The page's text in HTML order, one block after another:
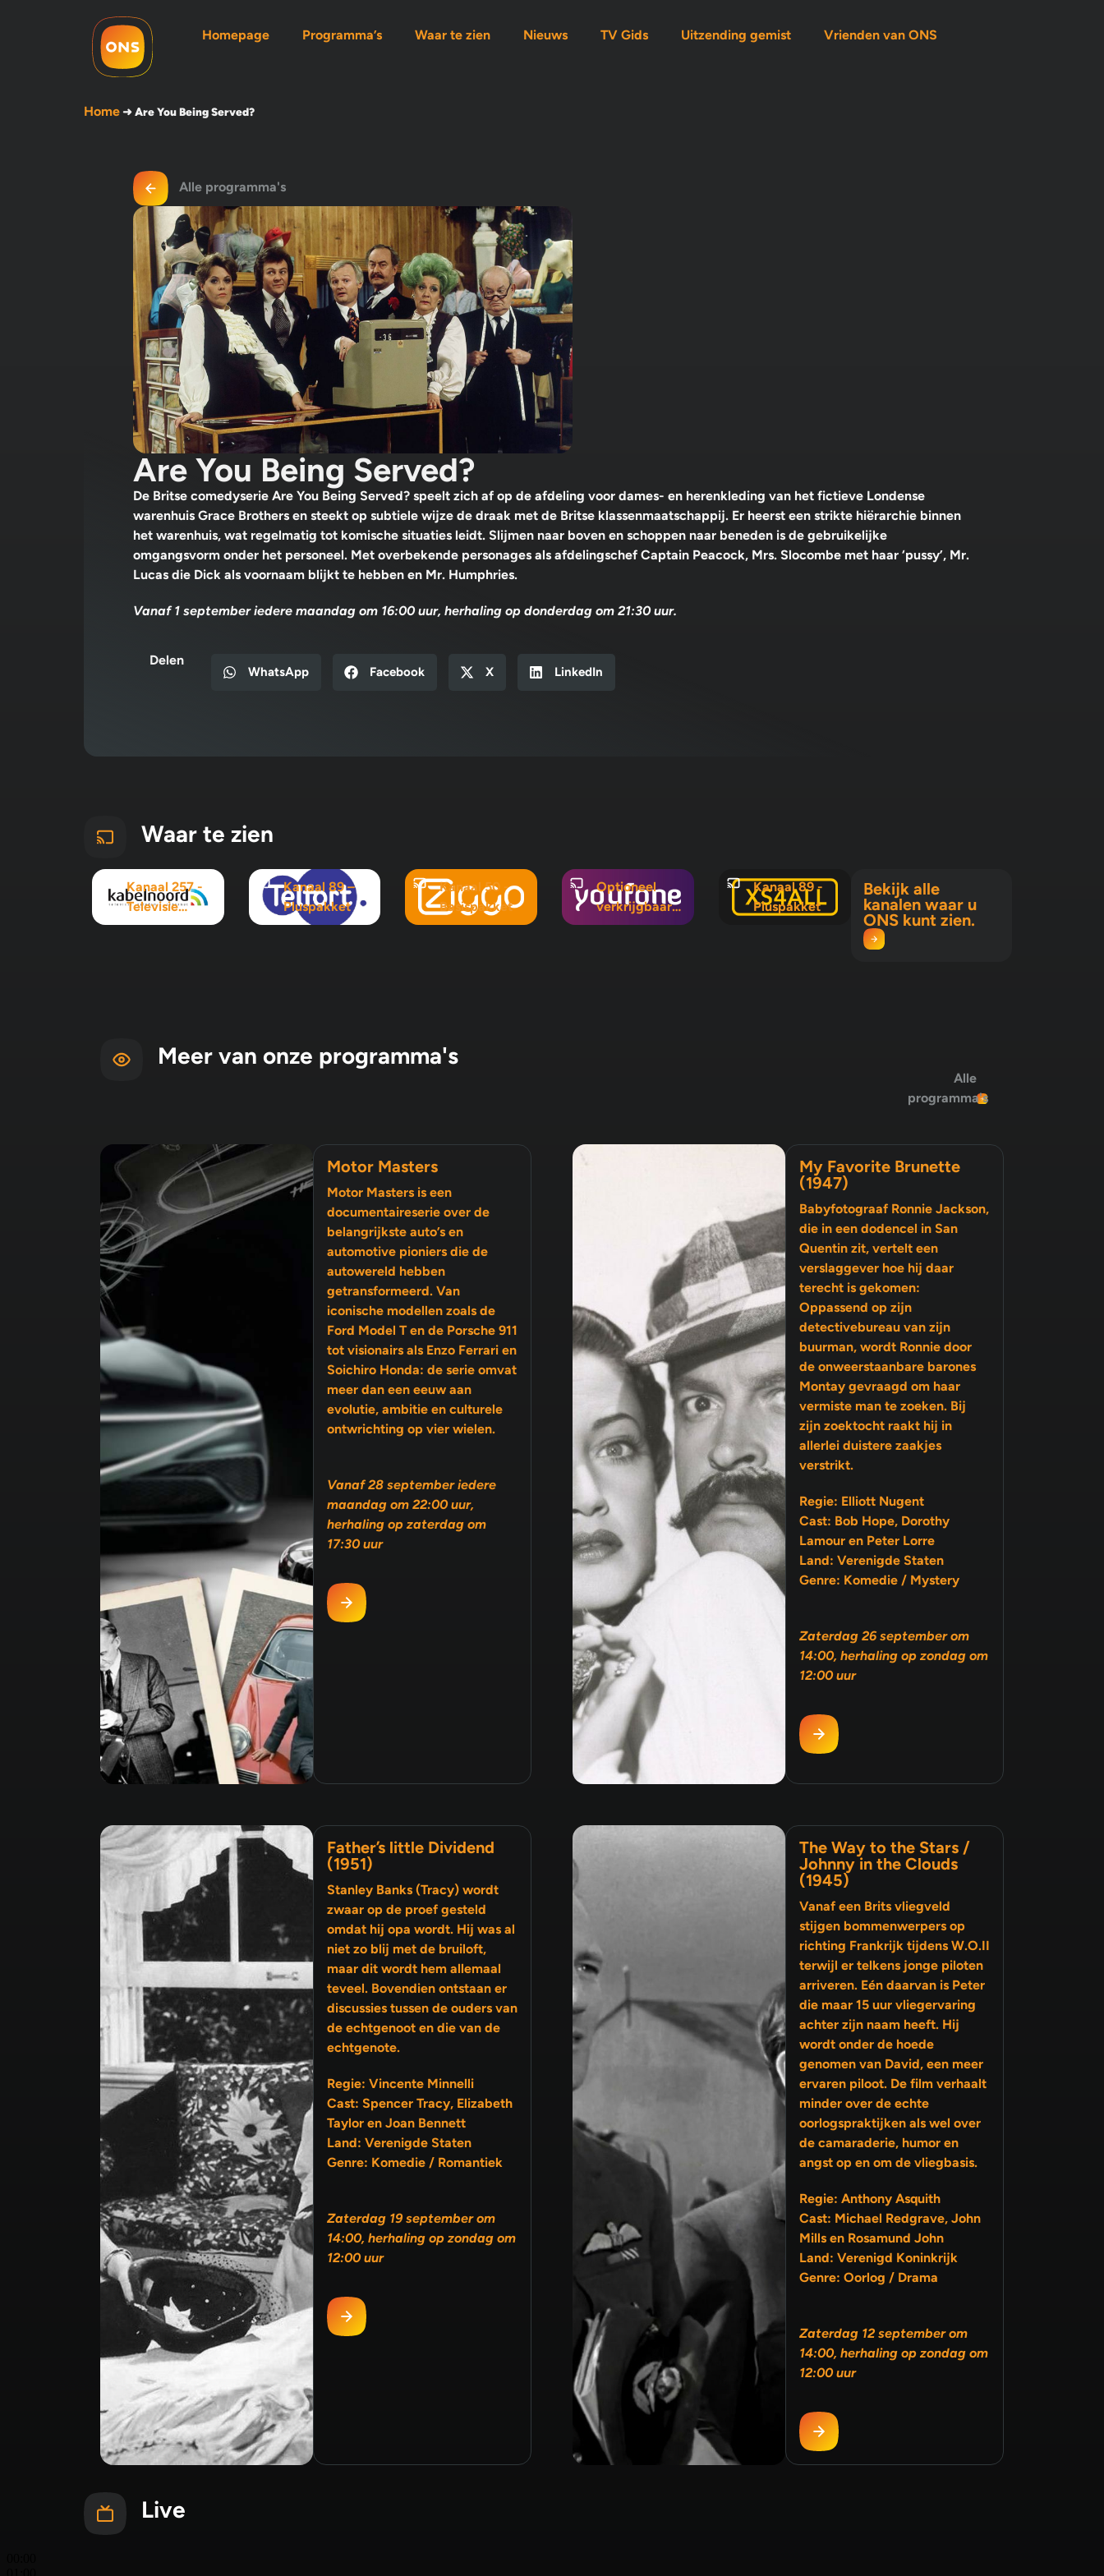
Homepage Programma’s Waar te zien Nieuws TV Gids Uitzending gemist Vrienden van ONS
Home➜Are You Being Served?
Alle programma's
Are You Being Served?
De Britse comedyserie Are You Being Served? speelt zich af op de afdeling voor dames- en herenkleding van het fictieve Londense
warenhuis Grace Brothers en steekt op subtiele wijze de draak met de Britse klassenmaatschappij. Er heerst een strikte hiërarchie binnen
het warenhuis, wat regelmatig tot komische situaties leidt. Slijmen naar boven en schoppen naar beneden is de gebruikelijke
omgangsvorm onder het personeel. Met overbekende personages als afdelingschef Captain Peacock, Mrs. Slocombe met haar ‘pussy’, Mr.
Lucas die Dick als voornaam blijkt te hebben en Mr. Humphries.
Vanaf 1 september iedere maandag om 16:00 uur, herhaling op donderdag om 21:30 uur.
Delen
WhatsApp Facebook X LinkedIn
Waar te zien
Kanaal 257 -
Televisie
Maximaal
Kanaal 89 –
Pluspakket
Kanaal 50 -
Basispakket
Optioneel
verkrijgbaar
in Mix 5, Mix
Kanaal 89 -
Pluspakket
Bekijk alle
kanalen waar u
ONS kunt zien.
Meer van onze programma's
Alle
programma's
Motor Masters
Motor Masters is een
documentaireserie over de
belangrijkste auto’s en
automotive pioniers die de
autowereld hebben
getransformeerd. Van
iconische modellen zoals de
Ford Model T en de Porsche 911
tot visionairs als Enzo Ferrari en
Soichiro Honda: de serie omvat
meer dan een eeuw aan
evolutie, ambitie en culturele
ontwrichting op vier wielen.
Vanaf 28 september iedere
maandag om 22:00 uur,
herhaling op zaterdag om
17:30 uur
My Favorite Brunette
(1947)
Babyfotograaf Ronnie Jackson,
die in een dodencel in San
Quentin zit, vertelt een
verslaggever hoe hij daar
terecht is gekomen:
Oppassend op zijn
detectivebureau van zijn
buurman, wordt Ronnie door
de onweerstaanbare barones
Montay gevraagd om haar
vermiste man te zoeken. Bij
zijn zoektocht raakt hij in
allerlei duistere zaakjes
verstrikt.
Regie: Elliott Nugent
Cast: Bob Hope, Dorothy
Lamour en Peter Lorre
Land: Verenigde Staten
Genre: Komedie / Mystery
Zaterdag 26 september om
14:00, herhaling op zondag om
12:00 uur
Father’s little Dividend
(1951)
Stanley Banks (Tracy) wordt
zwaar op de proef gesteld
omdat hij opa wordt. Hij was al
niet zo blij met de bruiloft,
maar dit wordt hem allemaal
teveel. Bovendien ontstaan er
discussies tussen de ouders van
de echtgenoot en die van de
echtgenote.
Regie: Vincente Minnelli
Cast: Spencer Tracy, Elizabeth
Taylor en Joan Bennett
Land: Verenigde Staten
Genre: Komedie / Romantiek
Zaterdag 19 september om
14:00, herhaling op zondag om
12:00 uur
The Way to the Stars /
Johnny in the Clouds
(1945)
Vanaf een Brits vliegveld
stijgen bommenwerpers op
richting Frankrijk tijdens W.O.II
terwijl er telkens jonge piloten
arriveren. Eén daarvan is Peter
die maar 15 uur vliegervaring
achter zijn naam heeft. Hij
wordt onder de hoede
genomen van David, een meer
ervaren piloot. De film verhaalt
minder over de echte
oorlogspraktijken als wel over
de camaraderie, humor en
angst op en om de vliegbasis.
Regie: Anthony Asquith
Cast: Michael Redgrave, John
Mills en Rosamund John
Land: Verenigd Koninkrijk
Genre: Oorlog / Drama
Zaterdag 12 september om
14:00, herhaling op zondag om
12:00 uur
Live